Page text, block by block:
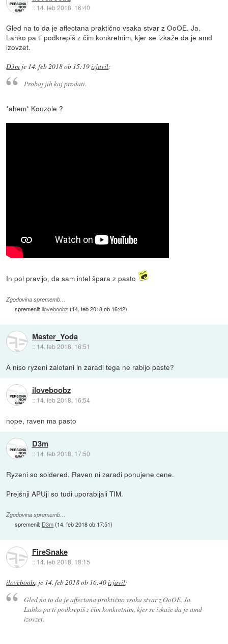
:: 14. feb 2018, 16:40
Gled na to da je affectana praktično vsaka stvar z OoOE. Ja.
Lahko pa ti podkrepiš z čim konkretnim, kjer se izkaže da je amd
izovzet.
D3m je 14. feb 2018 ob 15:19izjavil:
Probaj jih kaj prodati.
*ahem* Konzole ?
In pol pravijo, da sam intel špara z pasto
Zgodovina sprememb…
spremenil:iloveboobz (14. feb 2018 ob 16:42)
Master_Yoda
:: 14. feb 2018, 16:51
A niso ryzeni zalotani in zaradi tega ne rabijo paste?
iloveboobz
:: 14. feb 2018, 16:54
nope, raven ma pasto
D3m
:: 14. feb 2018, 17:50
Ryzeni so soldered. Raven ni zaradi ponujene cene.
Prejšnji APUji so tudi uporabljali TIM.
Zgodovina sprememb…
spremenil: D3m(14. feb 2018 ob 17:51)
FireSnake
:: 14. feb 2018, 18:15
iloveboobz je 14. feb 2018 ob 16:40izjavil:
Gled na to da je affectana praktično vsaka stvar z OoOE. Ja.
Lahko pa ti podkrepiš z čim konkretnim, kjer se izkaže da je amd
izovzet.